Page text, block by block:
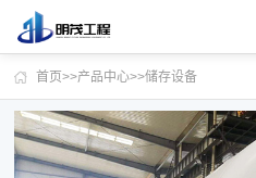
首页>>产品中心>>储存设备